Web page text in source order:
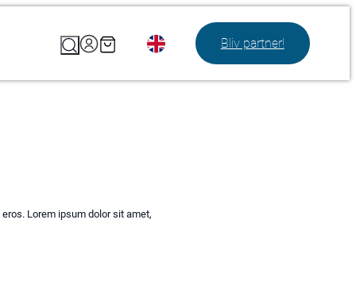
Search Bliv partner!
Lorem ipsum dolor sit amet,